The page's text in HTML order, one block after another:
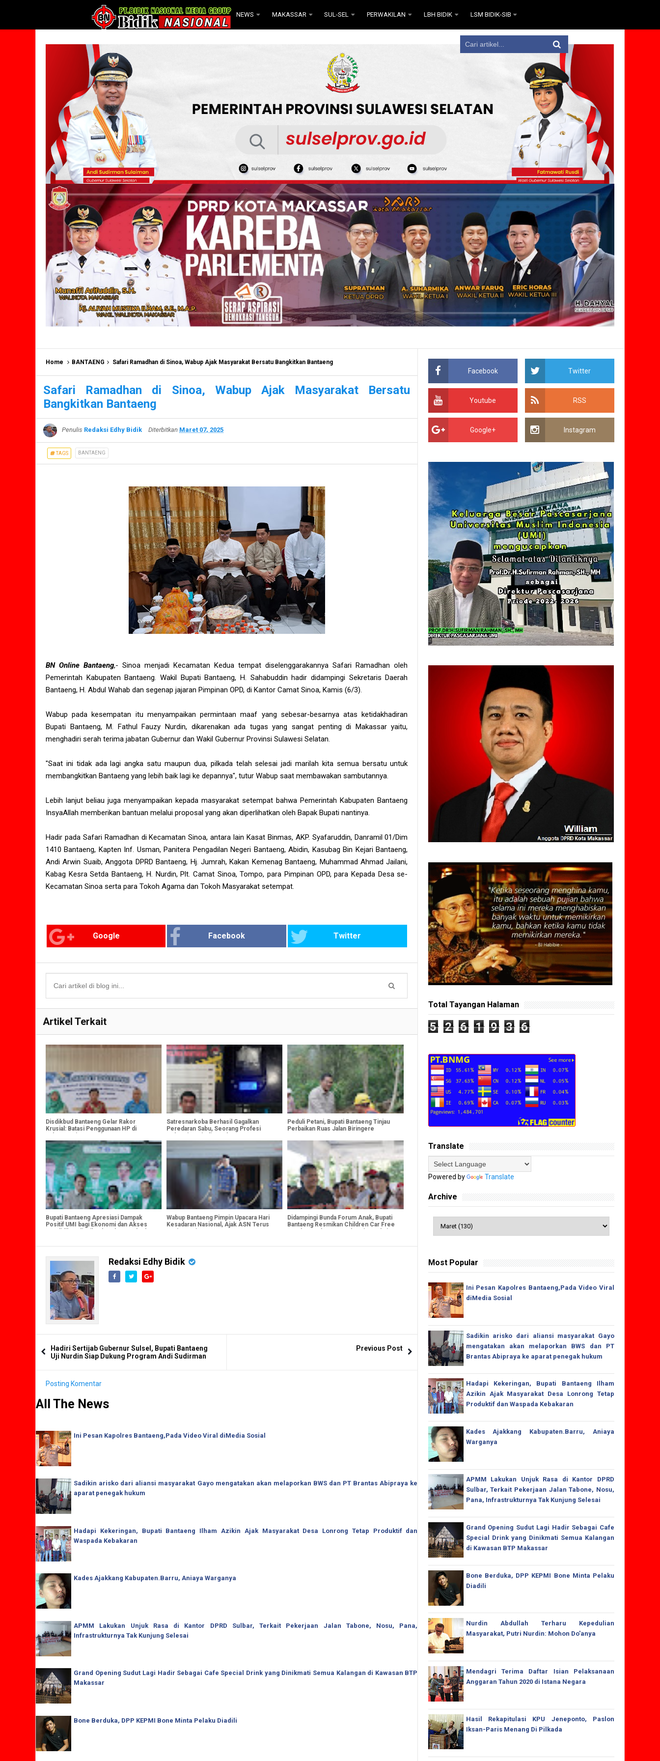
NEWS MAKASSAR SUL-SEL PERWAKILAN LBH BIDIK LSM BIDIK-SIB
Home BANTAENG Safari Ramadhan di Sinoa, Wabup Ajak Masyarakat Bersatu Bangkitkan Bantaeng
Safari Ramadhan di Sinoa, Wabup Ajak Masyarakat Bersatu
Bangkitkan Bantaeng
Penulis Redaksi Edhy Bidik Diterbitkan Maret 07, 2025
TAGS BANTAENG
BN Online Bantaeng,- Sinoa menjadi Kecamatan Kedua tempat diselenggarakannya Safari Ramadhan oleh
Pemerintah Kabupaten Bantaeng. Wakil Bupati Bantaeng, H. Sahabuddin hadir didampingi Sekretaris Daerah
Bantaeng, H. Abdul Wahab dan segenap jajaran Pimpinan OPD, di Kantor Camat Sinoa, Kamis (6/3).
Wabup pada kesempatan itu menyampaikan permintaan maaf yang sebesar-besarnya atas ketidakhadiran
Bupati Bantaeng, M. Fathul Fauzy Nurdin, dikarenakan ada tugas yang sangat penting di Makassar yaitu,
menghadiri serah terima jabatan Gubernur dan Wakil Gubernur Provinsi Sulawesi Selatan.
"Saat ini tidak ada lagi angka satu maupun dua, pilkada telah selesai jadi marilah kita semua bersatu untuk
membangkitkan Bantaeng yang lebih baik lagi ke depannya", tutur Wabup saat membawakan sambutannya.
Lebih lanjut beliau juga menyampaikan kepada masyarakat setempat bahwa Pemerintah Kabupaten Bantaeng
InsyaAllah memberikan bantuan melalui proposal yang akan diperlihatkan oleh Bapak Bupati nantinya.
Hadir pada Safari Ramadhan di Kecamatan Sinoa, antara lain Kasat Binmas, AKP. Syafaruddin, Danramil 01/Dim
1410 Bantaeng, Kapten Inf. Usman, Panitera Pengadilan Negeri Bantaeng, Abidin, Kasubag Bin Kejari Bantaeng,
Andi Arwin Suaib, Anggota DPRD Bantaeng, Hj. Jumrah, Kakan Kemenag Bantaeng, Muhammad Ahmad Jailani,
Kabag Kesra Setda Bantaeng, H. Nurdin, Plt. Camat Sinoa, Tompo, para Pimpinan OPD, para Kepada Desa se-
Kecamatan Sinoa serta para Tokoh Agama dan Tokoh Masyarakat setempat.
Google Facebook Twitter
Artikel Terkait
Disdikbud Bantaeng Gelar Rakor
Krusial: Batasi Penggunaan HP di
Kalangan Siswa SD dan SMP
Satresnarkoba Berhasil Gagalkan
Peredaran Sabu, Seorang Profesi
Sebagai Sopir diamankan Bersama 1,85
Gram Narkoba
Peduli Petani, Bupati Bantaeng Tinjau
Perbaikan Ruas Jalan Biringere
Bupati Bantaeng Apresiasi Dampak
Positif UMI bagi Ekonomi dan Akses
Pendidikan di Wilayah Selatan Sulsel
Wabup Bantaeng Pimpin Upacara Hari
Kesadaran Nasional, Ajak ASN Terus
Berinovasi
Didampingi Bunda Forum Anak, Bupati
Bantaeng Resmikan Children Car Free
Day dan Market Day Sebagai Rangkaian
Redaksi Edhy Bidik
Hadiri Sertijab Gubernur Sulsel, Bupati Bantaeng
Uji Nurdin Siap Dukung Program Andi Sudirman
Previous Post
Posting Komentar
All The News
Ini Pesan Kapolres Bantaeng,Pada Video Viral diMedia Sosial
Sadikin arisko dari aliansi masyarakat Gayo mengatakan akan melaporkan BWS dan PT Brantas Abipraya ke
aparat penegak hukum
Hadapi Kekeringan, Bupati Bantaeng Ilham Azikin Ajak Masyarakat Desa Lonrong Tetap Produktif dan
Waspada Kebakaran
Kades Ajakkang Kabupaten.Barru, Aniaya Warganya
APMM Lakukan Unjuk Rasa di Kantor DPRD Sulbar, Terkait Pekerjaan Jalan Tabone, Nosu, Pana,
Infrastrukturnya Tak Kunjung Selesai
Grand Opening Sudut Lagi Hadir Sebagai Cafe Special Drink yang Dinikmati Semua Kalangan di Kawasan BTP
Makassar
Bone Berduka, DPP KEPMI Bone Minta Pelaku Diadili
Facebook Twitter
Youtube RSS
Google+ Instagram
Total Tayangan Halaman
5 2 6 1 9 3 6
Translate
Powered by Translate
Archive
Most Popular
Ini Pesan Kapolres Bantaeng,Pada Video Viral
diMedia Sosial
Sadikin arisko dari aliansi masyarakat Gayo
mengatakan akan melaporkan BWS dan PT
Brantas Abipraya ke aparat penegak hukum
Hadapi Kekeringan, Bupati Bantaeng Ilham
Azikin Ajak Masyarakat Desa Lonrong Tetap
Produktif dan Waspada Kebakaran
Kades Ajakkang Kabupaten.Barru, Aniaya
Warganya
APMM Lakukan Unjuk Rasa di Kantor DPRD
Sulbar, Terkait Pekerjaan Jalan Tabone, Nosu,
Pana, Infrastrukturnya Tak Kunjung Selesai
Grand Opening Sudut Lagi Hadir Sebagai Cafe
Special Drink yang Dinikmati Semua Kalangan
di Kawasan BTP Makassar
Bone Berduka, DPP KEPMI Bone Minta Pelaku
Diadili
Nurdin Abdullah Terharu Kepedulian
Masyarakat, Putri Nurdin: Mohon Do'anya
Mendagri Terima Daftar Isian Pelaksanaan
Anggaran Tahun 2020 di Istana Negara
Hasil Rekapitulasi KPU Jeneponto, Paslon
Iksan-Paris Menang Di Pilkada